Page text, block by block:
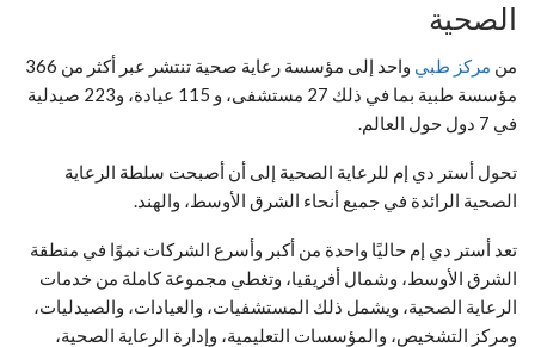
الصحية
من مركز طبي
واحد إلى مؤسسة رعاية صحية تنتشر عبر أكثر من 366
مؤسسة طبية بما في ذلك 27 مستشفى، و 115 عيادة، و223 صيدلية
في 7 دول حول العالم.
تحول أستر دي إم للرعاية الصحية إلى أن أصبحت سلطة الرعاية
الصحية الرائدة في جميع أنحاء الشرق الأوسط، والهند.
تعد أستر دي إم حاليًا واحدة من أكبر وأسرع الشركات نموًا في منطقة
الشرق الأوسط، وشمال أفريقيا، وتغطي مجموعة كاملة من خدمات
الرعاية الصحية، ويشمل ذلك المستشفيات، والعيادات، والصيدليات،
ومركز التشخيص، والمؤسسات التعليمية، وإدارة الرعاية الصحية،